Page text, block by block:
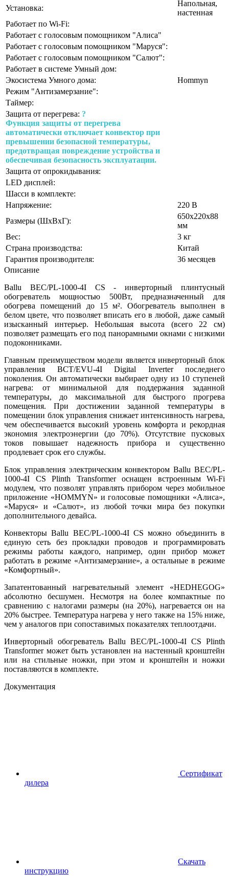
Установка:
Напольная,
настенная
Работает по Wi-Fi:
Работает с голосовым помощником "Алиса"
Работает с голосовым помощником "Маруся":
Работает с голосовым помощником "Салют":
Работает в системе Умный дом:
Экосистема Умного дома:
Hommyn
Режим "Антизамерзание":
Таймер:
Защита от перегрева: ?
Функция защиты от перегрева
автоматически отключает конвектор при
превышении безопасной температуры,
предотвращая повреждение устройства и
обеспечивая безопасность эксплуатации.
Защита от опрокидывания:
LED дисплей:
Шасси в комплекте:
Напряжение:
220 В
Размеры (ШхВхГ):
650х220х88
мм
Вес:
3 кг
Страна производства:
Китай
Гарантия производителя:
36 месяцев
Описание
Ballu BEC/PL-1000-4I CS - инверторный плинтусный
обогреватель мощностью 500Вт, предназначенный для
обогрева помещений до 15 м². Обогреватель выполнен в
белом цвете, что позволяет вписать его в любой, даже самый
изысканный интерьер. Небольшая высота (всего 22 см)
позволяет размещать его под панорамными окнами с низкими
подоконниками.
Главным преимуществом модели является инверторный блок
управления BCT/EVU-4I Digital Inverter последнего
поколения. Он автоматически выбирает одну из 10 ступеней
нагрева: от минимальной для поддержания заданной
температуры, до максимальной для быстрого прогрева
помещения. При достижении заданной температуры в
помещении блок управления снижает интенсивность нагрева,
чем обеспечивается высокий уровень комфорта и рекордная
экономия электроэнергии (до 70%). Отсутствие пусковых
токов повышает надежность прибора и существенно
продлевает срок его службы.
Блок управления электрическим конвектором Ballu BEC/PL-
1000-4I CS Plinth Transformer оснащен встроенным Wi-Fi
модулем, что позволят управлять прибором через мобильное
приложение «HOMMYN» и голосовые помощники «Алиса»,
«Маруся» и «Салют», из любой точки мира без покупки
дополнительного девайса.
Конвекторы Ballu BEC/PL-1000-4I CS можно объединить в
единую сеть без прокладки проводов и программировать
режимы работы каждого, например, один прибор может
работать в режиме «Антизамерзание», а остальные в режиме
«Комфортный».
Запатентованный нагревательный элемент «HEDHEGOG»
абсолютно бесшумен. Несмотря на более компактные по
сравнению с налогами размеры (на 20%), нагревается он на
20% быстрее. Температура нагрева у него также на 15% ниже,
чем у аналогов при сопоставимых показателях теплоотдачи.
Инверторный обогреватель Ballu BEC/PL-1000-4I CS Plinth
Transformer может быть установлен на настенный кронштейн
или на стильные ножки, при этом и кронштейн и ножки
поставляются в комплекте.
Документация
Сертификат
дилера
Скачать
инструкцию